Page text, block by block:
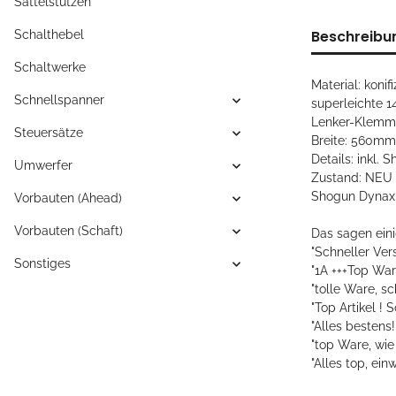
Material:
superleichte
Lenker-
Breite: 560mm
Details: inkl.
Zustand: NEU
Shogun
Das sagen
"Schneller
"1A +++Top
"tolle Ware,
"Top Artikel !
"Alles
"top Ware,
"Alles top,
Schalthebel
Schaltwerke
Schnellspanner
Steuersätze
Umwerfer
Vorbauten (Ahead)
Vorbauten (Schaft)
Sonstiges